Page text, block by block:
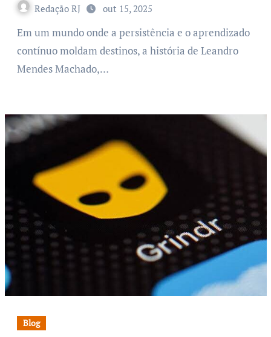
Redação RJ out 15, 2025
Em um mundo onde a persistência e o aprendizado
contínuo moldam destinos, a história de Leandro
Mendes Machado,…
Blog